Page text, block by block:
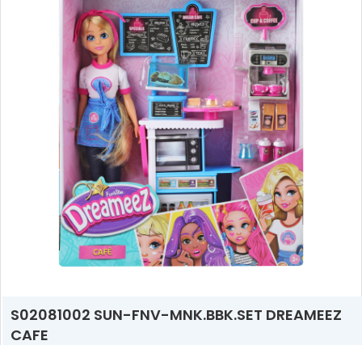
S02081002 SUN-FNV-MNK.BBK.SET DREAMEEZ
CAFE